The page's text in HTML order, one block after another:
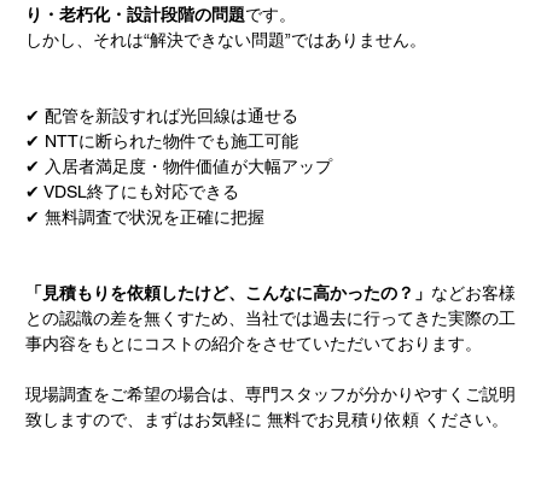
り・老朽化・設計段階の問題です。
しかし、それは“解決できない問題”ではありません。
✔ 配管を新設すれば光回線は通せる
✔ NTTに断られた物件でも施工可能
✔ 入居者満足度・物件価値が大幅アップ
✔ VDSL終了にも対応できる
✔ 無料調査で状況を正確に把握
「見積もりを依頼したけど、こんなに高かったの？」 などお客様
との認識の差を無くすため、当社では過去に行ってきた実際の工
事内容をもとにコストの紹介をさせていただいております。
現場調査をご希望の場合は、専門スタッフが分かりやすくご説明
致しますので、まずはお気軽に 無料でお見積り依頼 ください。